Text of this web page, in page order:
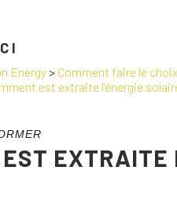
Energy> Comment faire le
est extraite l’énergie
EXTRAITE